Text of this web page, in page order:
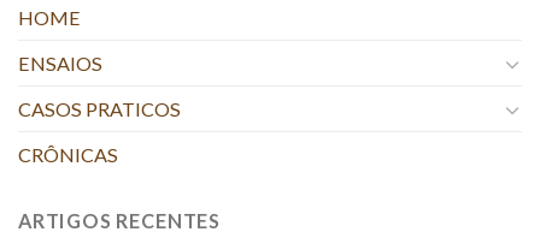
HOME
ENSAIOS
CASOS PRATICOS
CRÔNICAS
ARTIGOS RECENTES